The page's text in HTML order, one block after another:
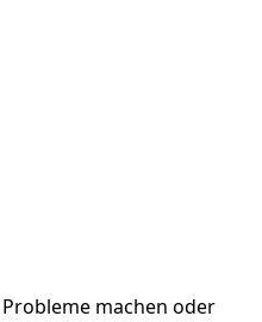
machen oder